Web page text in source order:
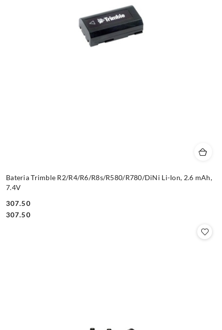
Bateria Trimble R2/R4/R6/R8s/R580/R780/DiNi Li-Ion, 2.6 mAh,
7.4V
Cena:
307.50
Cena:
307.50